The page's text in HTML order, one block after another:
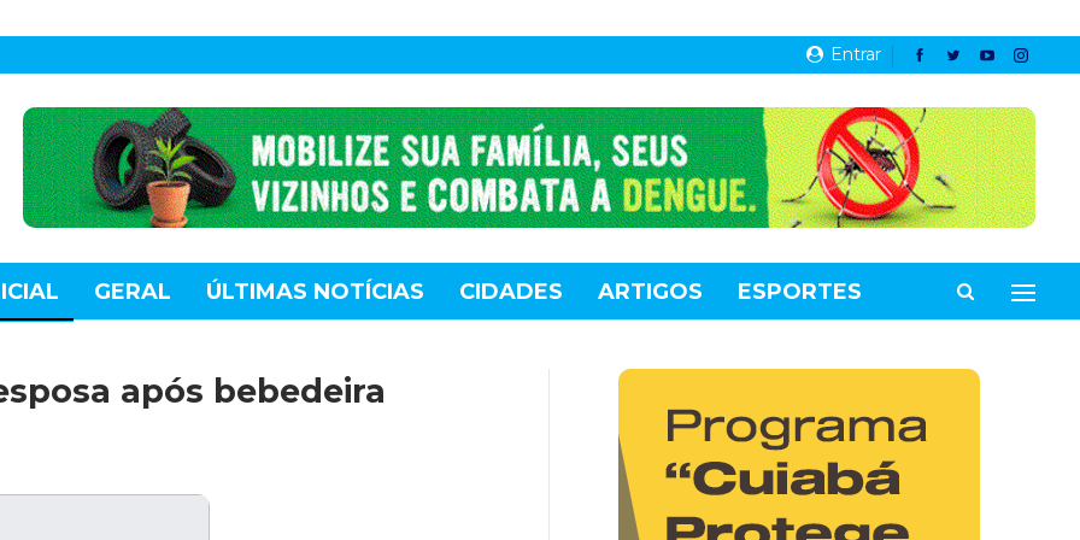
Entrar
GERAL ÚLTIMAS NOTÍCIAS CIDADES ARTIGOS ESPORTES
após bebedeira